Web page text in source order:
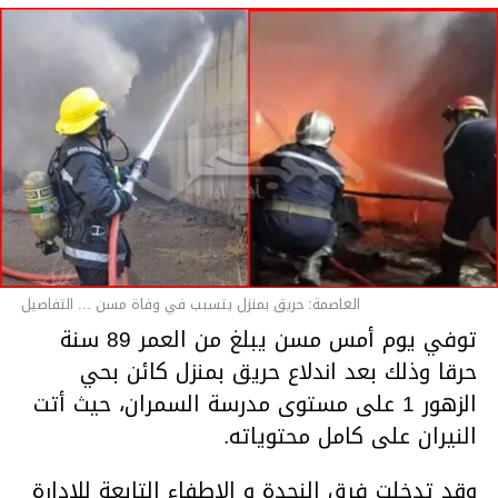
العاصمة: حريق بمنزل يتسبب في وفاة مسن ... التفاصيل
توفي يوم أمس مسن يبلغ من العمر 89 سنة
حرقا وذلك بعد اندلاع حريق بمنزل كائن بحي
الزهور 1 على مستوى مدرسة السمران، حيث أتت
النيران على كامل محتوياته.